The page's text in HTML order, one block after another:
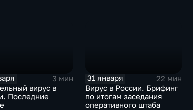
3 мин
вирус в
Последние
31 января
22 мин
Вирус в России. Брифинг
по итогам заседания
оперативного штаба